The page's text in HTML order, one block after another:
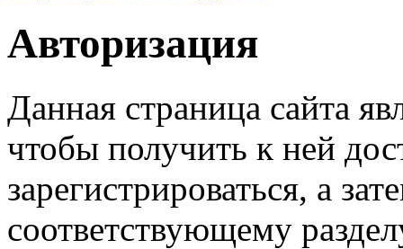
Авторизация
Данная страница сайта
чтобы получить к ней
зарегистрироваться, а
соответствующему